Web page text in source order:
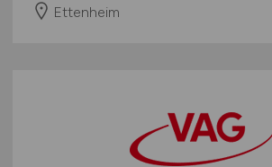
Ettenheim